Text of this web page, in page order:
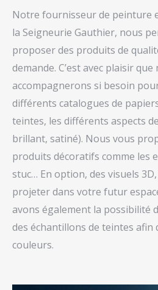
Notre fournisseur de peinture
la Seigneurie Gauthier, nous
proposer des produits de
demande. C’est avec plaisir
accompagnerons si besoin
différents catalogues de
teintes, les différents aspects
brillant, satiné). Nous vous
produits décoratifs comme les
stuc… En option, des visuels
projeter dans votre futur
avons également la possibilité
des échantillons de teintes afin
couleurs.